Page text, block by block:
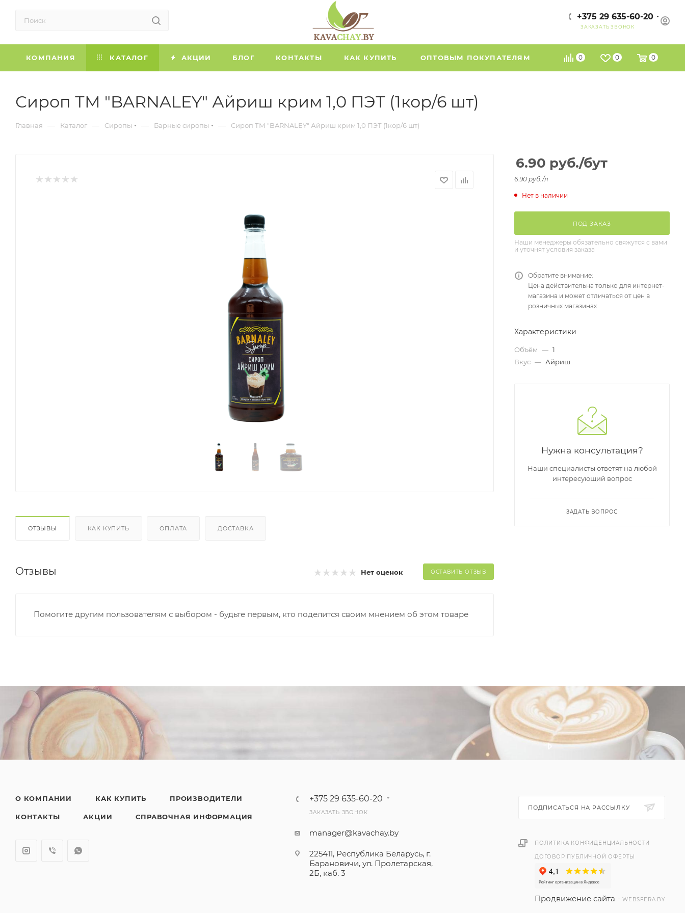
+375 29 635-60-20
ЗАКАЗАТЬ ЗВОНОК
0 0 0
КОМПАНИЯ КАТАЛОГ АКЦИИ БЛОГ КОНТАКТЫ КАК КУПИТЬ ОПТОВЫМ ПОКУПАТЕЛЯМ
Сироп ТМ "BARNALEY" Айриш крим 1,0 ПЭТ (1кор/6 шт)
Главная — Каталог — Сиропы — Барные сиропы — Сироп ТМ "BARNALEY" Айриш крим 1,0 ПЭТ (1кор/6 шт)
ОТЗЫВЫ КАК КУПИТЬ ОПЛАТА ДОСТАВКА
Отзывы Нет оценок ОСТАВИТЬ ОТЗЫВ
Помогите другим пользователям с выбором - будьте первым, кто поделится своим мнением об этом товаре
6.90 руб./бут
6.90 руб./л
Нет в наличии
ПОД ЗАКАЗ
Наши менеджеры обязательно свяжутся с вами
и уточнят условия заказа
Обратите внимание:
Цена действительна только для интернет-
магазина и может отличаться от цен в
розничных магазинах
Характеристики
Объём — 1
Вкус — Айриш
Нужна консультация?
Наши специалисты ответят на любой
интересующий вопрос
ЗАДАТЬ ВОПРОС
О КОМПАНИИ КАК КУПИТЬ ПРОИЗВОДИТЕЛИ
КОНТАКТЫ АКЦИИ СПРАВОЧНАЯ ИНФОРМАЦИЯ
+375 29 635-60-20
ЗАКАЗАТЬ ЗВОНОК
manager@kavachay.by
225411, Республика Беларусь, г.
Барановичи, ул. Пролетарская,
2Б, каб. 3
ПОДПИСАТЬСЯ НА РАССЫЛКУ
ПОЛИТИКА КОНФИДЕНЦИАЛЬНОСТИ
ДОГОВОР ПУБЛИЧНОЙ ОФЕРТЫ
Продвижение сайта - WEBSFERA.BY